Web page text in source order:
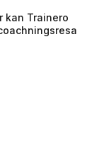
kan Trainero